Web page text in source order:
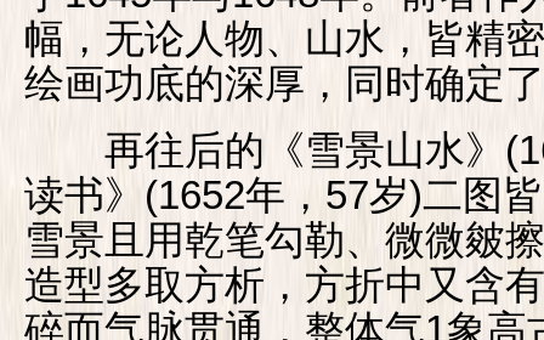
幅，无论人物、山水，皆精
绘画功底的深厚，同时确定
再往后的《雪景山水》
读书》(1652年，57岁)二图
雪景且用乾笔勾勒、微微皴
造型多取方析，方折中又含
碎而气脉贯通，整体气1象